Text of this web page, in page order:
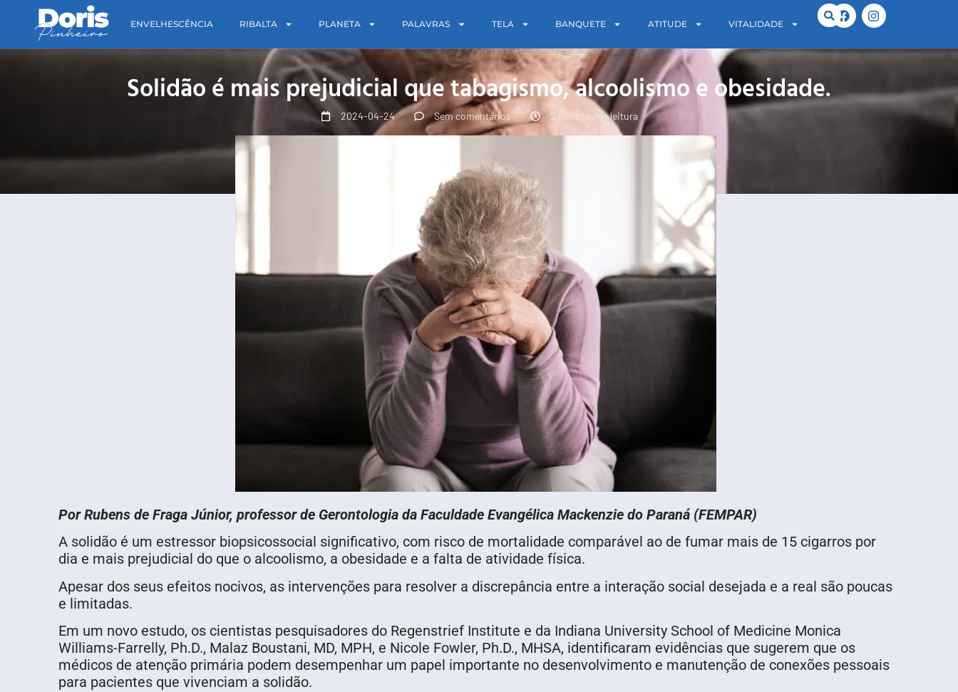
ENVELHESCÊNCIA RIBALTA PLANETA PALAVRAS TELA BANQUETE ATITUDE VITALIDADE
Solidão é mais prejudicial que tabagismo, alcoolismo e obesidade.
2024-04-24 Sem comentários 2 minutos de leitura
Por Rubens de Fraga Júnior, professor de Gerontologia da Faculdade Evangélica Mackenzie do Paraná (FEMPAR)
A solidão é um estressor biopsicossocial significativo, com risco de mortalidade comparável ao de fumar mais de 15 cigarros por
dia e mais prejudicial do que o alcoolismo, a obesidade e a falta de atividade física.
Apesar dos seus efeitos nocivos, as intervenções para resolver a discrepância entre a interação social desejada e a real são poucas
e limitadas.
Em um novo estudo, os cientistas pesquisadores do Regenstrief Institute e da Indiana University School of Medicine Monica
Williams-Farrelly, Ph.D., Malaz Boustani, MD, MPH, e Nicole Fowler, Ph.D., MHSA, identificaram evidências que sugerem que os
médicos de atenção primária podem desempenhar um papel importante no desenvolvimento e manutenção de conexões pessoais
para pacientes que vivenciam a solidão.